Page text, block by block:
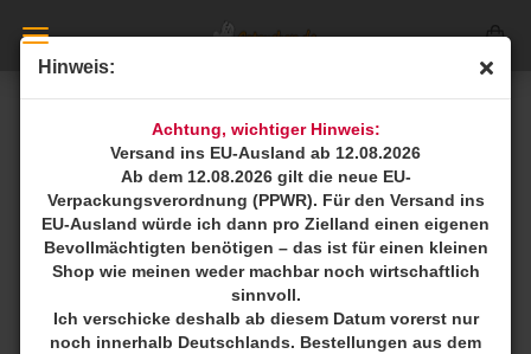
Hinweis:
Achtung, wichtiger Hinweis:
Versand ins EU-Ausland ab 12.08.2026
Ab dem 12.08.2026 gilt die neue EU-
Verpackungsverordnung (PPWR). Für den Versand ins
EU-Ausland würde ich dann pro Zielland einen eigenen
Bevollmächtigten benötigen – das ist für einen kleinen
Shop wie meinen weder machbar noch wirtschaftlich
sinnvoll.
Ich verschicke deshalb ab diesem Datum vorerst nur
noch innerhalb Deutschlands. Bestellungen aus dem
ACTIVET BÜRSTEN
Original ActiVet Bürsten mit abgerundeten Drahtstiften
Damit Sie die richtige Bürste für Ihren Hund bekommen
lassen Sie sich vor dem Kauf beraten.
Um Ihnen die richtige Bürste zu empfehlen, ist es neben der
Rasse auch wichtig zu wissen wie zb. Pflegezustand, die